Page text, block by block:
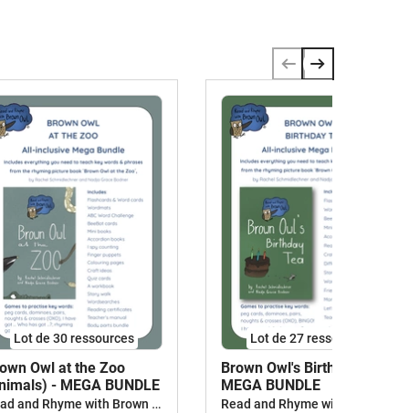
Lot de 30 ressources
Owl at the Zoo
- MEGA BUNDLE
Read and Rhyme with Brown Owl
Lot de 27 ressources
Brown Owl's Birthday Tea -
MEGA BUNDLE